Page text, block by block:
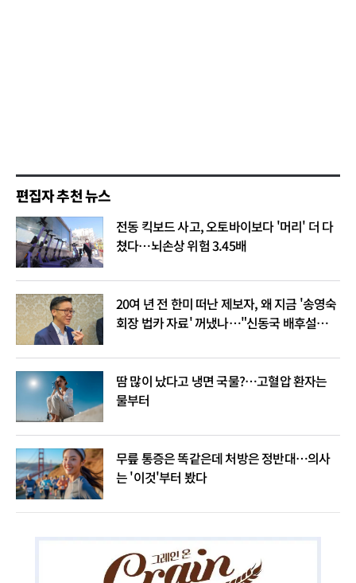
편집자 추천 뉴스
전동 킥보드 사고, 오토바이보다 '머리' 더 다
쳤다…뇌손상 위험 3.45배
20여 년 전 한미 떠난 제보자, 왜 지금 '송영숙
회장 법카 자료' 꺼냈나…"신동국 배후설은
땀 많이 났다고 냉면 국물?…고혈압 환자는
물부터
무릎 통증은 똑같은데 처방은 정반대…의사
는 '이것'부터 봤다